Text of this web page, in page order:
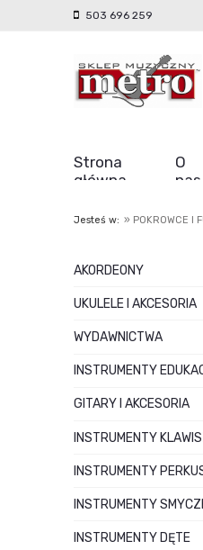
503 696 259
Strona
główna
O
nas
Jesteś w: » POKROWCE I
AKORDEONY
UKULELE I AKCESORIA
WYDAWNICTWA
INSTRUMENTY
GITARY I AKCESORIA
INSTRUMENTY
INSTRUMENTY
INSTRUMENTY
INSTRUMENTY DĘTE